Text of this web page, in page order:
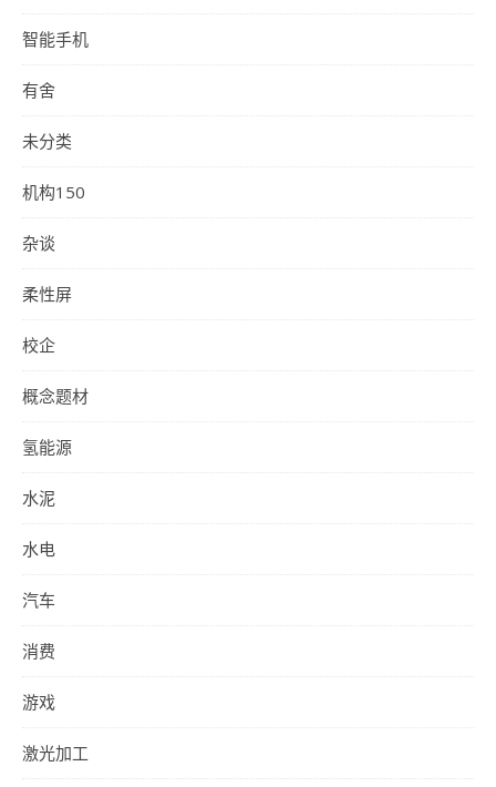
智能手机
有舍
未分类
机构150
杂谈
柔性屏
校企
概念题材
氢能源
水泥
水电
汽车
消费
游戏
激光加工